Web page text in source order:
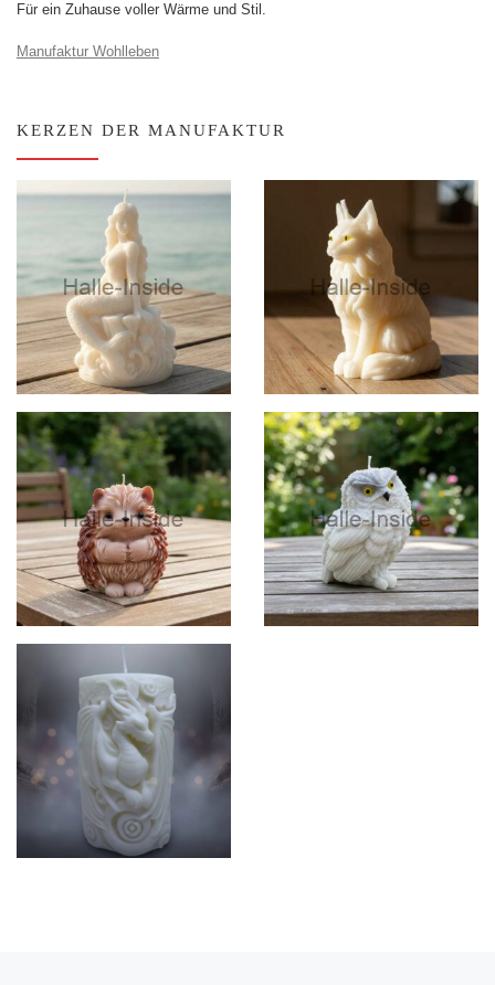
Für ein Zuhause voller Wärme und Stil.
Manufaktur Wohlleben
KERZEN DER MANUFAKTUR